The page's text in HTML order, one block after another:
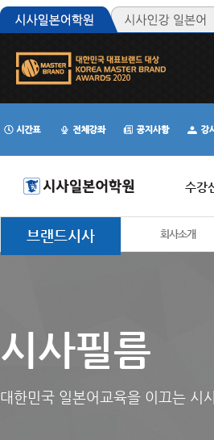
수강
브랜드시사 회사소개
시사필름
대한민국 일본어교육을 이끄는 시